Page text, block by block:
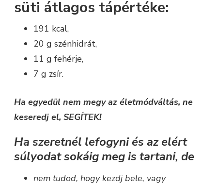
süti átlagos tápértéke:
191 kcal,
20 g szénhidrát,
11 g fehérje,
7 g zsír.
Ha egyedül nem megy az életmódváltás, ne
keseredj el, SEGÍTEK!
Ha szeretnél lefogyni és az elért
súlyodat sokáig meg is tartani, de
nem tudod, hogy kezdj bele, vagy